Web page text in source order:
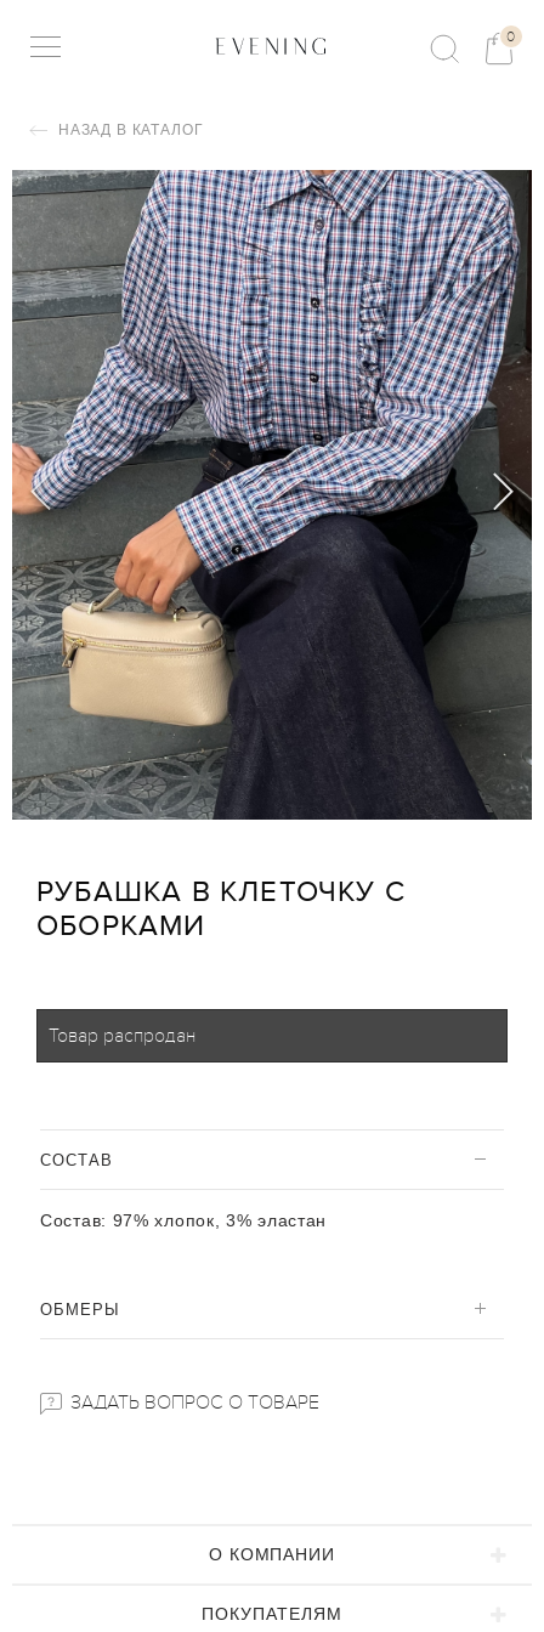
0
НАЗАД В КАТАЛОГ
РУБАШКА В КЛЕТОЧКУ С
ОБОРКАМИ
Товар распродан
CОСТАВ
Состав: 97% хлопок, 3% эластан
ОБМЕРЫ
ЗАДАТЬ ВОПРОС О ТОВАРЕ
О КОМПАНИИ
ПОКУПАТЕЛЯМ